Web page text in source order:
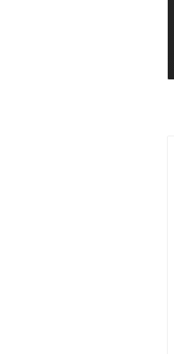
Twitter